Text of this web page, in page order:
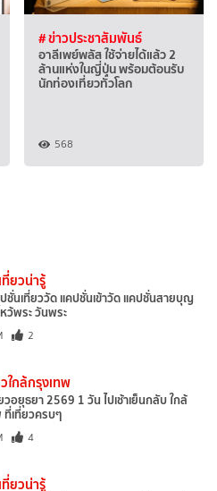
# ข่าวประชาสัมพันธ์
อาลีเพย์พลัส ใช้จ่ายได้แล้ว 2
ล้านแห่งในญี่ปุ่น พร้อมต้อนรับ
นักท่องเที่ยวทั่วโลก
568
ที่ยวน่ารู้
ชั่นเที่ยววัด แคปชั่นเข้าวัด แคปชั่นสายบุญ
ว้พระ วันพระ
2
ใกล้กรุงเทพ
วอยุธยา 2569 1 วัน ไปเช้าเย็นกลับ ใกล้
ที่เที่ยวครบๆ
4
ที่ยวน่ารู้